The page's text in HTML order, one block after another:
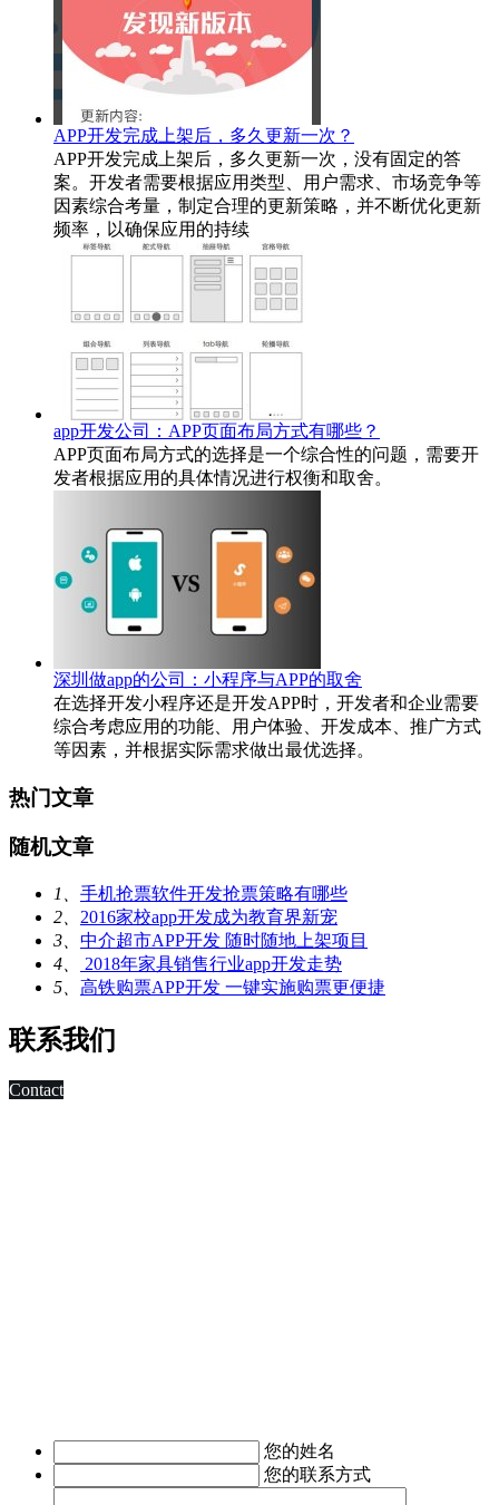
APP开发完成上架后，多久更新一次？
APP开发完成上架后，多久更新一次，没有固定的答
案。开发者需要根据应用类型、用户需求、市场竞争等
因素综合考量，制定合理的更新策略，并不断优化更新
频率，以确保应用的持续
app开发公司：APP页面布局方式有哪些？
APP页面布局方式的选择是一个综合性的问题，需要开
发者根据应用的具体情况进行权衡和取舍。
深圳做app的公司：小程序与APP的取舍
在选择开发小程序还是开发APP时，开发者和企业需要
综合考虑应用的功能、用户体验、开发成本、推广方式
等因素，并根据实际需求做出最优选择。
热门文章
随机文章
1、 手机抢票软件开发抢票策略有哪些
2、 2016家校app开发成为教育界新宠
3、 中介超市APP开发 随时随地上架项目
4、
2018年家具销售行业app开发走势
5、 高铁购票APP开发 一键实施购票更便捷
联系我们
Contact
您的姓名
您的联系方式